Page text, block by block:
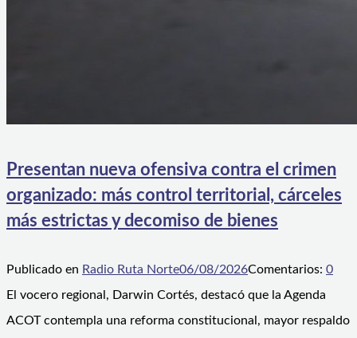
Presentan nueva ofensiva contra el crimen
organizado: más control territorial, cárceles
más estrictas y decomiso de bienes
Publicado en Radio Ruta Norte06/08/2026Comentarios: 0
El vocero regional, Darwin Cortés, destacó que la Agenda
ACOT contempla una reforma constitucional, mayor respaldo